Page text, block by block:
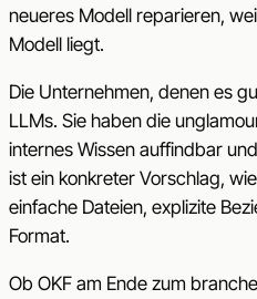
neueres Modell reparieren,
Modell liegt.
Die Unternehmen, denen es
LLMs. Sie haben die
internes Wissen auffindbar
ist ein konkreter Vorschlag,
einfache Dateien, explizite
Format.
Ob OKF am Ende zum